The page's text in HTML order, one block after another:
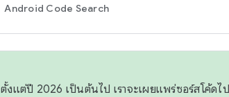
Android Code Search
ตั้งแต่ปี 2026 เป็นต้นไป เราจะเผยแพร่ซอร์สโค้ด